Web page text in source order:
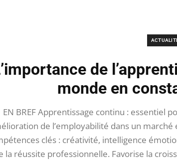
de
monde en
EN BREF Apprentissage continu : essentiel
de l’employabilité dans un
clés : créativité, intelligence
la réussite professionnelle. Favorise la